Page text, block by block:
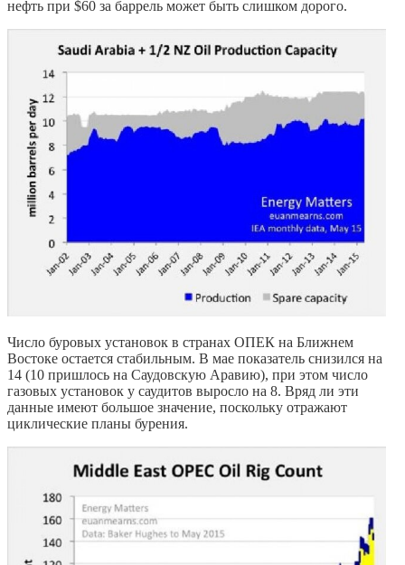
нефть при $60 за баррель может быть слишком дорого.
Число буровых установок в странах ОПЕК на Ближнем
Востоке остается стабильным. В мае показатель снизился на
14 (10 пришлось на Саудовскую Аравию), при этом число
газовых установок у саудитов выросло на 8. Вряд ли эти
данные имеют большое значение, поскольку отражают
циклические планы бурения.